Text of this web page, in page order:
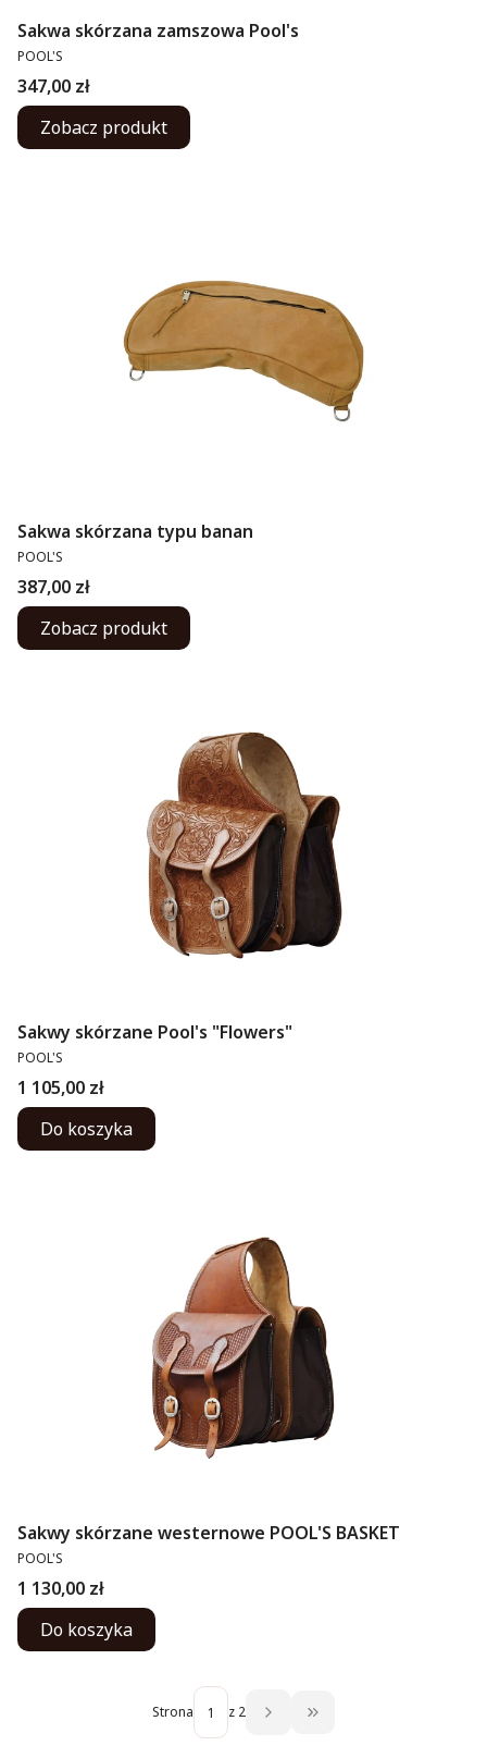
Sakwa skórzana zamszowa Pool's
PRODUCENT
POOL'S
Cena
347,00 zł
Zobacz produkt
Sakwa skórzana typu banan
PRODUCENT
POOL'S
Cena
387,00 zł
Zobacz produkt
Sakwy skórzane Pool's "Flowers"
PRODUCENT
POOL'S
Cena
1 105,00 zł
Do koszyka
Sakwy skórzane westernowe POOL'S BASKET
PRODUCENT
POOL'S
Cena
1 130,00 zł
Do koszyka
Strona z 2 Przejdź do ostatniej